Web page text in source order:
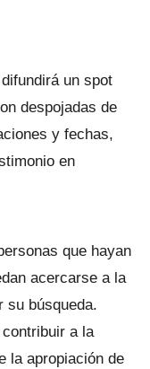
un spot
despojadas de
y fechas,
en
que hayan
acercarse a la
su búsqueda.
a la
la apropiación de